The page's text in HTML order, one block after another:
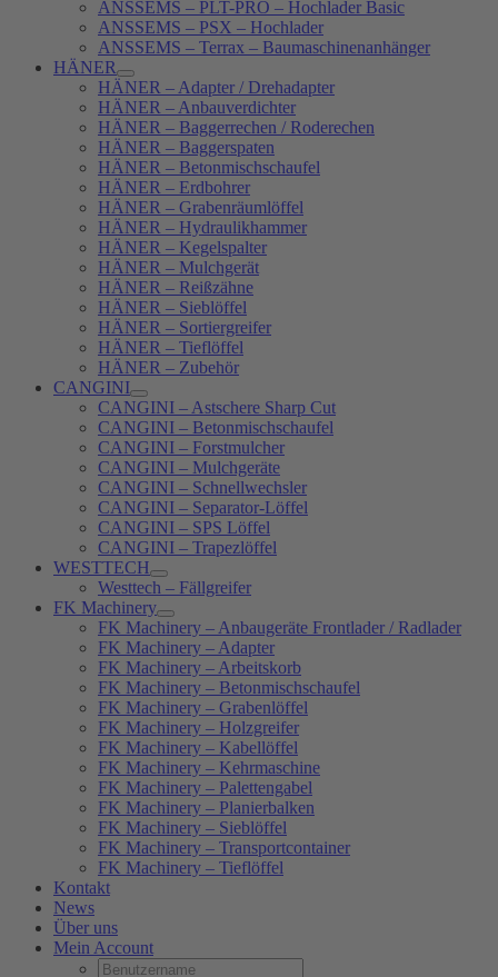
ANSSEMS – PLT-PRO – Hochlader Basic
ANSSEMS – PSX – Hochlader
ANSSEMS – Terrax – Baumaschinenanhänger
HÄNER
HÄNER – Adapter / Drehadapter
HÄNER – Anbauverdichter
HÄNER – Baggerrechen / Roderechen
HÄNER – Baggerspaten
HÄNER – Betonmischschaufel
HÄNER – Erdbohrer
HÄNER – Grabenräumlöffel
HÄNER – Hydraulikhammer
HÄNER – Kegelspalter
HÄNER – Mulchgerät
HÄNER – Reißzähne
HÄNER – Sieblöffel
HÄNER – Sortiergreifer
HÄNER – Tieflöffel
HÄNER – Zubehör
CANGINI
CANGINI – Astschere Sharp Cut
CANGINI – Betonmischschaufel
CANGINI – Forstmulcher
CANGINI – Mulchgeräte
CANGINI – Schnellwechsler
CANGINI – Separator-Löffel
CANGINI – SPS Löffel
CANGINI – Trapezlöffel
WESTTECH
Westtech – Fällgreifer
FK Machinery
FK Machinery – Anbaugeräte Frontlader / Radlader
FK Machinery – Adapter
FK Machinery – Arbeitskorb
FK Machinery – Betonmischschaufel
FK Machinery – Grabenlöffel
FK Machinery – Holzgreifer
FK Machinery – Kabellöffel
FK Machinery – Kehrmaschine
FK Machinery – Palettengabel
FK Machinery – Planierbalken
FK Machinery – Sieblöffel
FK Machinery – Transportcontainer
FK Machinery – Tieflöffel
Kontakt
News
Über uns
Mein Account
Username: